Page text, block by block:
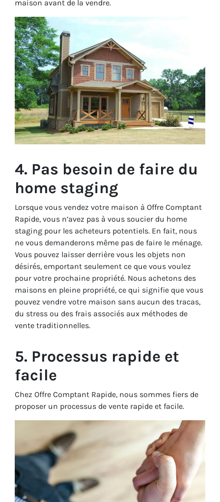
maison avant de la vendre.
4. Pas besoin de faire du
home staging
Lorsque vous vendez votre maison à Offre Comptant
Rapide, vous n’avez pas à vous soucier du home
staging pour les acheteurs potentiels. En fait, nous
ne vous demanderons même pas de faire le ménage.
Vous pouvez laisser derrière vous les objets non
désirés, emportant seulement ce que vous voulez
pour votre prochaine propriété. Nous achetons des
maisons en pleine propriété, ce qui signifie que vous
pouvez vendre votre maison sans aucun des tracas,
du stress ou des frais associés aux méthodes de
vente traditionnelles.
5. Processus rapide et
facile
Chez Offre Comptant Rapide, nous sommes fiers de
proposer un processus de vente rapide et facile.